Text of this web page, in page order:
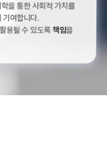
을 통한 사회적 가치를
기여합니다.
용될 수 있도록 책임을